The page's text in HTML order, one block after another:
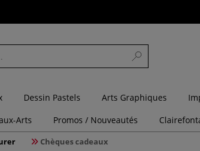
Dessin Pastels Arts Graphiques
Arts Promos / Nouveautés
Chèques cadeaux